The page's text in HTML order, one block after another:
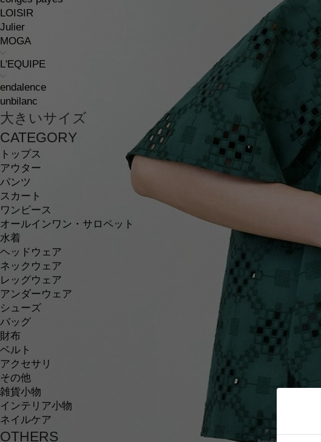
LOISIR
Julier
MOGA
L'EQUIPE
endalence
unbilanc
大きいサイズ
CATEGORY
トップス
アウター
パンツ
スカート
ワンピース
オールインワン・サロペット
水着
ヘッドウェア
ネックウェア
レッグウェア
アンダーウェア
シューズ
バッグ
財布
ベルト
アクセサリ
その他
雑貨小物
インテリア小物
ネイルケア
OTHERS